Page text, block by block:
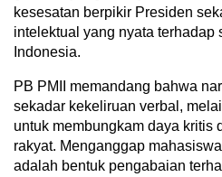
kesesatan berpikir Presiden
intelektual yang nyata terhadap
Indonesia.
PB PMII memandang bahwa
sekadar kekeliruan verbal,
untuk membungkam daya kritis
rakyat. Menganggap
adalah bentuk pengabaian